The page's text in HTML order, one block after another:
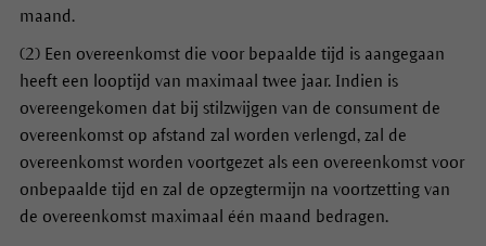
maand.
(2) Een overeenkomst die voor bepaalde tijd is aangegaan
heeft een looptijd van maximaal twee jaar. Indien is
overeengekomen dat bij stilzwijgen van de consument de
overeenkomst op afstand zal worden verlengd, zal de
overeenkomst worden voortgezet als een overeenkomst voor
onbepaalde tijd en zal de opzegtermijn na voortzetting van
de overeenkomst maximaal één maand bedragen.